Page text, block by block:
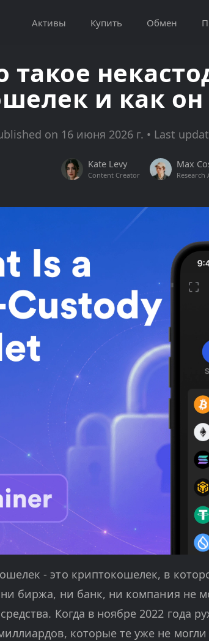
Активы Купить Обмен
такое
и как он
on 16 июня 2026 г. • Last
Kate Levy
Content Creator
Max
Research
- это криптокошелек, в
биржа, ни банк, ни компания не
Когда в ноябре 2022 года
которые те уже не